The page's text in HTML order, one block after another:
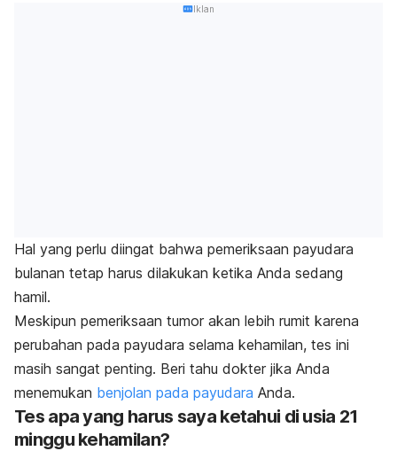
Iklan
Hal yang perlu diingat bahwa pemeriksaan payudara
bulanan tetap harus dilakukan ketika Anda sedang
hamil.
Meskipun pemeriksaan tumor akan lebih rumit karena
perubahan pada payudara selama kehamilan, tes ini
masih sangat penting. Beri tahu dokter jika Anda
menemukan benjolan pada payudara Anda.
Tes apa yang harus saya ketahui di usia 21
minggu kehamilan?